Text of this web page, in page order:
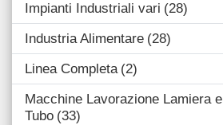
Impianti Industriali vari 28
Industria Alimentare 28
Linea Completa 2
Macchine Lavorazione Lamiera e
Tubo 33